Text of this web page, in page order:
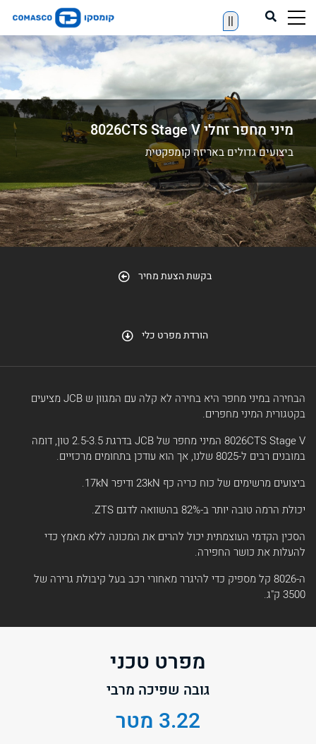
||
מיני מחפר זחלי 8026CTS Stage V
ביצועים גדולים באריזה קומפקטית
בקשת הצעת מחיר
הורדת מפרט כלי
הבחירה במיני מחפר היא בחירה לא קלה עם המגוון ש JCB מציעים
בקטגורית המיני מחפרים.
8026CTS Stage V המיני מחפר של JCB בדרגת 2.5-3.5 טון, דומה
במובנים רבים ל-8025 שלנו, אך הוא עודכן בתחומים מרכזיים.
ביצועים מרשימים של כוח כריה כף 23kN ודיפר 17kN.
יכולת הרמה טובה יותר ב-82% בהשוואה לדגם ZTS.
הסכין הקדמי העוצמתית יכול להרים את המכונה ללא מאמץ כדי
להעלות את כושר החפירה.
ה-8026 קל מספיק כדי להיגרר מאחורי רכב בעל קיבולת גרירה של
3500 ק"ג.
מפרט טכני
גובה שפיכה מרבי
3.22 מטר